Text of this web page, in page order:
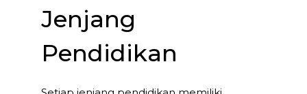
Jenjang
Pendidikan